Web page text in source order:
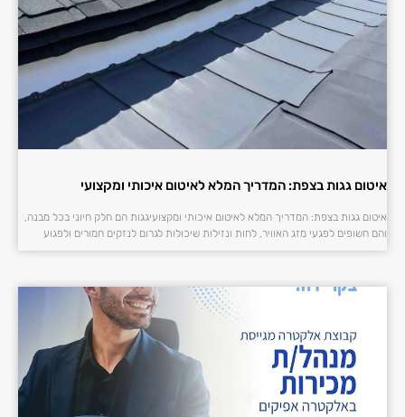
איטום גגות בצפת: המדריך המלא לאיטום איכותי ומקצועי
איטום גגות בצפת: המדריך המלא לאיטום איכותי ומקצועיגגות הם חלק חיוני בכל מבנה,
והם חשופים לפגעי מזג האוויר, לחות ונזילות שיכולות לגרום לנזקים חמורים ולפגוע